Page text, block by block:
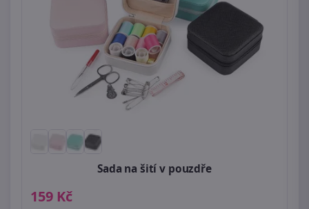
Sada na šití v pouzdře
159 Kč